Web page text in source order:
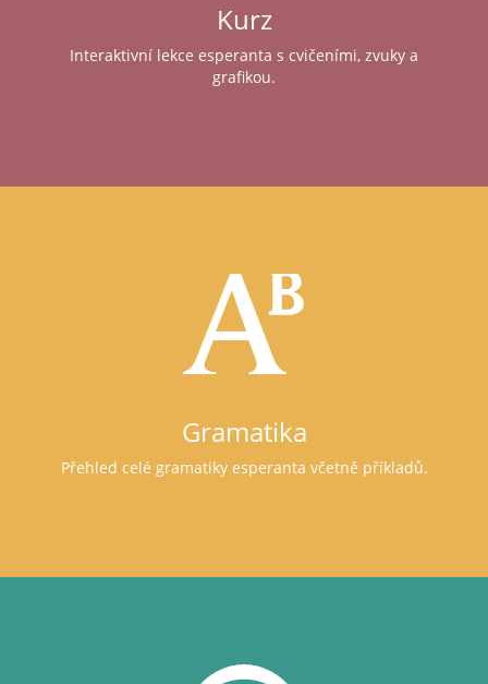
Kurz
Interaktivní lekce esperanta s cvičeními, zvuky a
grafikou.
Gramatika
Přehled celé gramatiky esperanta včetně příkladů.